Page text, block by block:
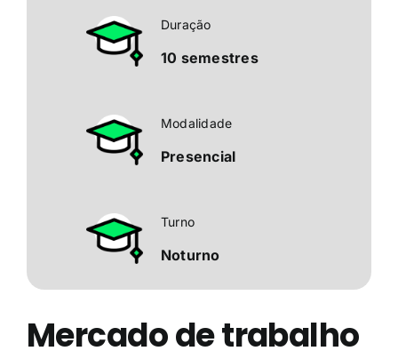
Duração
10 semestres
Modalidade
Presencial
Turno
Noturno
Mercado de trabalho